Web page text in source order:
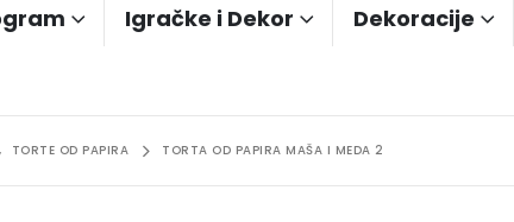
Igračke i Dekor Dekoracije
, TORTE OD PAPIRA TORTA OD PAPIRA MAŠA I MEDA 2